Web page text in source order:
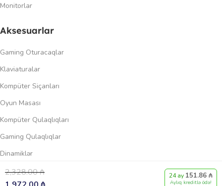
Monitorlar
Aksesuarlar
Gaming Oturacaqlar
Klaviaturalar
Kompüter Siçanları
Oyun Masası
Kompüter Qulaqlıqları
Gaming Qulaqlıqlar
Dinamiklər
Keçidlər 0
2,328.00₼
24 ay 151.86 ₼
Aylıq kreditlə ödə!